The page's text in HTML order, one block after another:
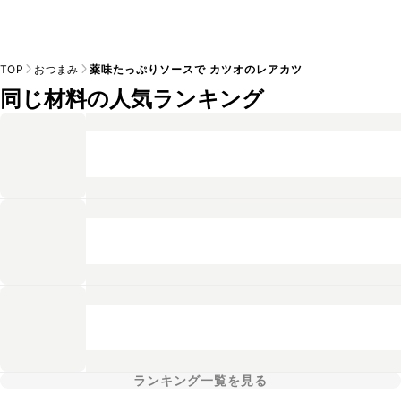
TOP おつまみ 薬味たっぷりソースで カツオのレアカツ
同じ材料の人気ランキング
ランキング一覧を見る